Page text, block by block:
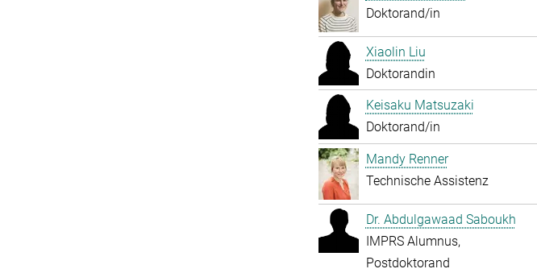
Doktorand/in
Xiaolin Liu
Doktorandin
Keisaku Matsuzaki
Doktorand/in
Mandy Renner
Technische Assistenz
Dr. Abdulgawaad Saboukh
IMPRS Alumnus,
Postdoktorand